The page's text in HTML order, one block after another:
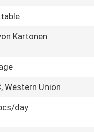
Kartonen
Western Union
day